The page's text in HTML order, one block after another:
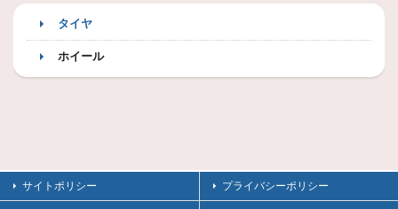
タイヤ
ホイール
サイトポリシー プライバシーポリシー